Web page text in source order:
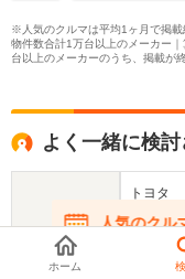
※人気のクルマは平均1ヶ月で掲載
物件数合計1万台以上のメーカー
台以上のメーカーのうち、掲載が
よく一緒に検
基本情報
トヨタ
ヴェル
人気のクル
在庫が無く
ホーム